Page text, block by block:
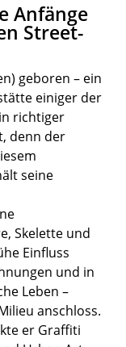
Anfänge
Street-
geboren – ein
einiger der
richtiger
denn der
seine
Skelette und
Einfluss
und in
Leben –
anschloss.
er Graffiti